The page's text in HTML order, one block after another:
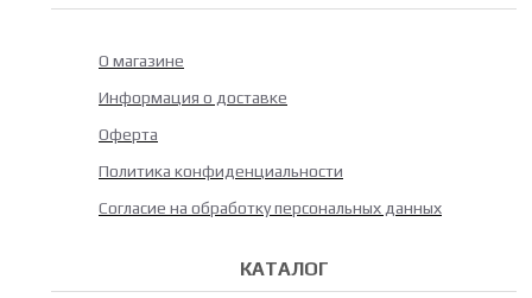
О магазине
Информация о доставке
Оферта
Политика конфиденциальности
Согласие на обработку персональных данных
КАТАЛОГ